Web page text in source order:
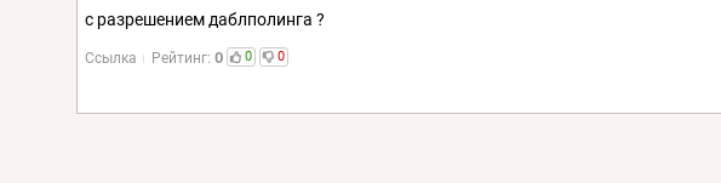
с разрешением даблполинга ?
Ссылка Рейтинг: 0 0 0